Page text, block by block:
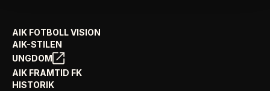
AIK FOTBOLL VISION
AIK-STILEN
UNGDOM
AIK FRAMTID FK
HISTORIK